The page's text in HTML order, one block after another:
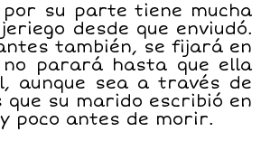
por su parte tiene mucha
desde que enviudó.
también, se fijará en
no parará hasta que ella
aunque sea a través de
su marido escribió en
poco antes de morir.